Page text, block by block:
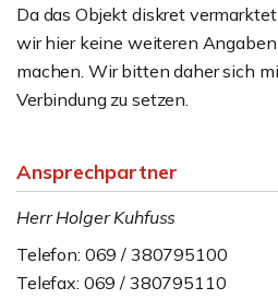
Da das Objekt diskret
wir hier keine weiteren Angaben
machen. Wir bitten daher sich
Verbindung zu setzen.
Ansprechpartner
Herr Holger Kuhfuss
Telefon: 069 / 380795100
Telefax: 069 / 380795110